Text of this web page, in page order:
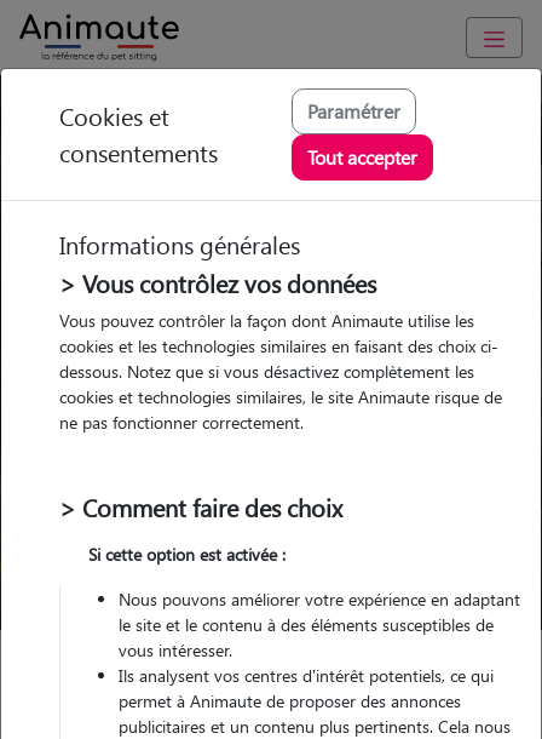
Trouvez votre gardien idéal !
Garde
chez le Pet Sitter
Garde
chez le Pet Sitter Visites
Visites
Pour quel animal ?
Trouver mon Pet Sitter
Garde animaux France Occitanie Hérault Lunel
Cookies et
consentements
Paramétrer
Tout accepter
Informations générales
> Vous contrôlez vos données
Vous pouvez contrôler la façon dont Animaute utilise les
cookies et les technologies similaires en faisant des choix ci-
dessous. Notez que si vous désactivez complètement les
cookies et technologies similaires, le site Animaute risque de
ne pas fonctionner correctement.
> Comment faire des choix
Si cette option est activée :
Nous pouvons améliorer votre expérience en adaptant
le site et le contenu à des éléments susceptibles de
vous intéresser.
Ils analysent vos centres d'intérêt potentiels, ce qui
permet à Animaute de proposer des annonces
publicitaires et un contenu plus pertinents. Cela nous